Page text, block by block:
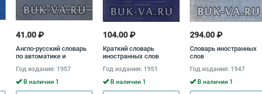
41.00 ₽
Англо-русский словарь
по автоматике и
измерительным
приборам
Год издания: 1957
В наличии 1
104.00 ₽
Краткий словарь
иностранных слов
Год издания: 1951
В наличии 1
294.00 ₽
Словарь иностранных
слов
Год издания: 1947
В наличии 1